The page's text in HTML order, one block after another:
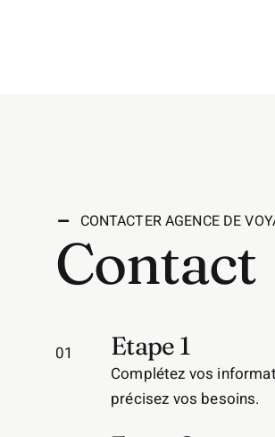
CONTACTER AGENCE DE
Contact
01 Etape 1
Complétez vos
précisez vos besoins.